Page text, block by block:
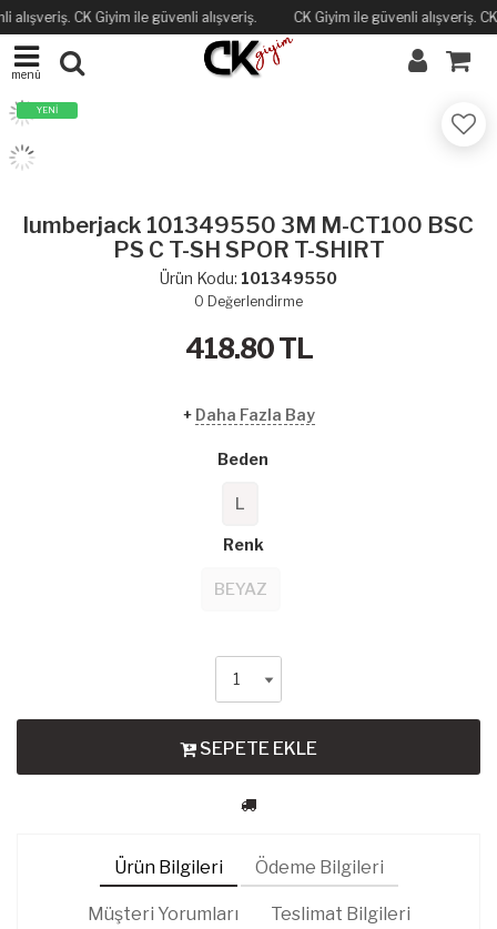
CK Giyim ile güvenli alışveriş. CK Giyim ile güvenli alışveriş. CK
menü
YENİ
lumberjack 101349550 3M M-CT100 BSC
PS C T-SH SPOR T-SHIRT
Ürün Kodu: 101349550
0 Değerlendirme
418.80TL
+ Daha Fazla Bay
Beden
L
Renk
BEYAZ
SEPETE EKLE
Ürün Bilgileri Ödeme Bilgileri
Müşteri Yorumları Teslimat Bilgileri